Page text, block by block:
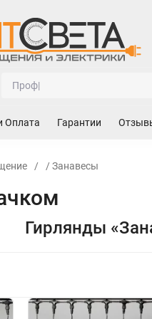
Оплата Гарантии
/ / Занавесы
Гирлянды